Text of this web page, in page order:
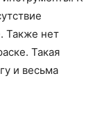
Также нет
Такая
и весьма